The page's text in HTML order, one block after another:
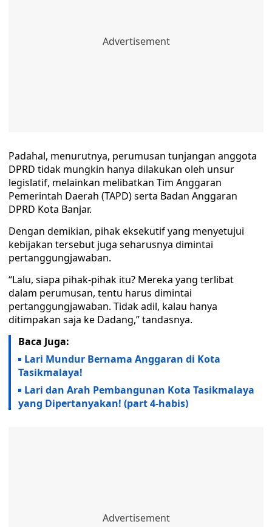
Padahal, menurutnya, perumusan tunjangan anggota
DPRD tidak mungkin hanya dilakukan oleh unsur
legislatif, melainkan melibatkan Tim Anggaran
Pemerintah Daerah (TAPD) serta Badan Anggaran
DPRD Kota Banjar.
Dengan demikian, pihak eksekutif yang menyetujui
kebijakan tersebut juga seharusnya dimintai
pertanggungjawaban.
“Lalu, siapa pihak-pihak itu? Mereka yang terlibat
dalam perumusan, tentu harus dimintai
pertanggungjawaban. Tidak adil, kalau hanya
ditimpakan saja ke Dadang,” tandasnya.
Baca Juga:
Lari Mundur Bernama Anggaran di Kota
Tasikmalaya!
Lari dan Arah Pembangunan Kota Tasikmalaya
yang Dipertanyakan! (part 4-habis)